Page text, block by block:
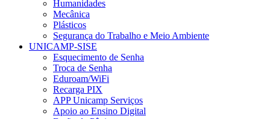
Humanidades
Mecânica
Plásticos
Segurança do Trabalho e Meio Ambiente
UNICAMP-SISE
Esquecimento de Senha
Troca de Senha
Eduroam/WiFi
Recarga PIX
APP Unicamp Serviços
Apoio ao Ensino Digital